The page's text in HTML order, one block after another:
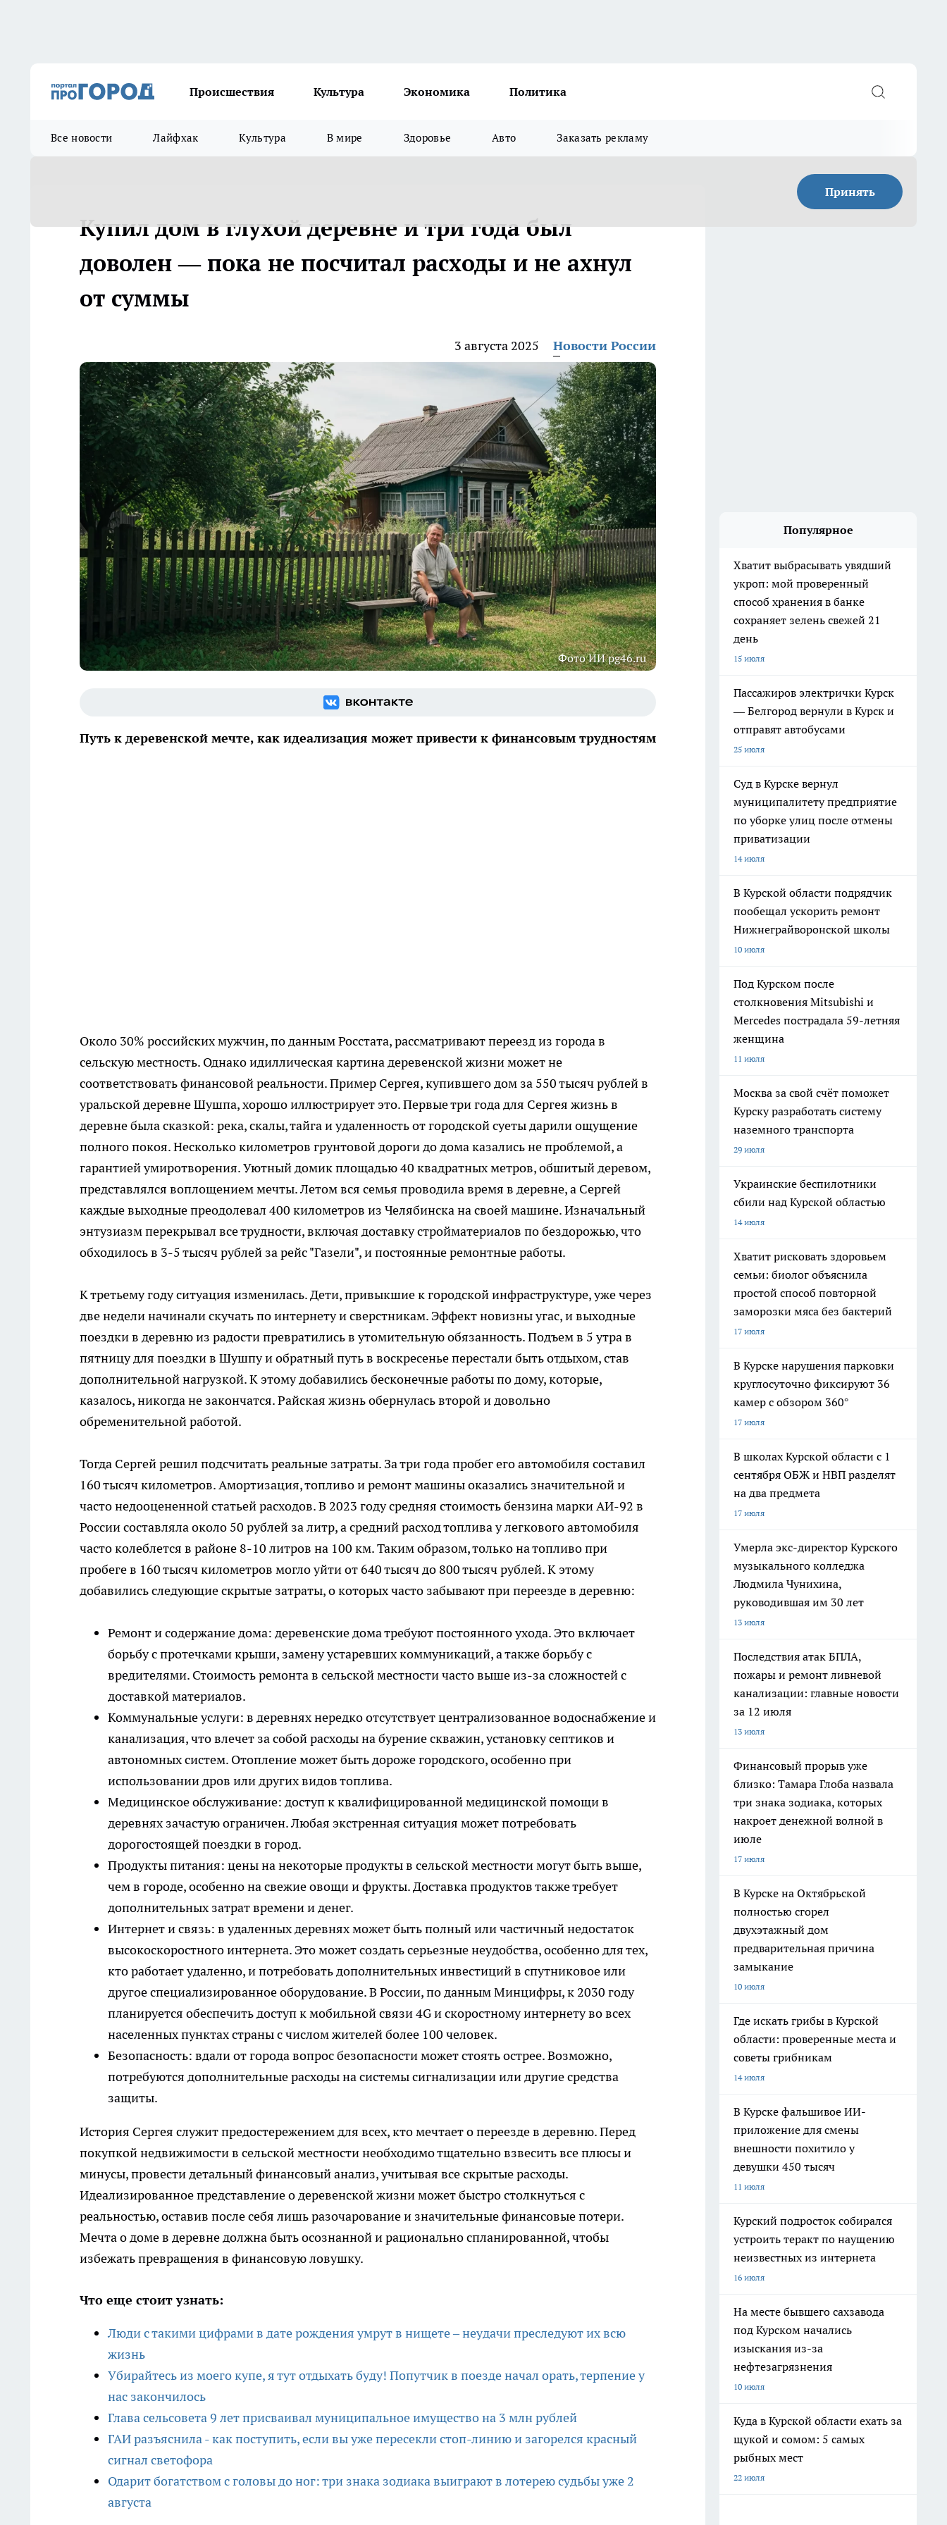
Происшествия Культура Экономика Политика
Все новости Лайфхак Культура В мире Здоровье Авто Заказать рекламу
Принять
Купил дом в глухой деревне и три года был
доволен — пока не посчитал расходы и не ахнул
от суммы
3 августа 2025 Новости России
Фото ИИ pg46.ru
Путь к деревенской мечте, как идеализация может привести к финансовым трудностям
Около 30% российских мужчин, по данным Росстата, рассматривают переезд из города в
сельскую местность. Однако идиллическая картина деревенской жизни может не
соответствовать финансовой реальности. Пример Сергея, купившего дом за 550 тысяч рублей в
уральской деревне Шушпа, хорошо иллюстрирует это. Первые три года для Сергея жизнь в
деревне была сказкой: река, скалы, тайга и удаленность от городской суеты дарили ощущение
полного покоя. Несколько километров грунтовой дороги до дома казались не проблемой, а
гарантией умиротворения. Уютный домик площадью 40 квадратных метров, обшитый деревом,
представлялся воплощением мечты. Летом вся семья проводила время в деревне, а Сергей
каждые выходные преодолевал 400 километров из Челябинска на своей машине. Изначальный
энтузиазм перекрывал все трудности, включая доставку стройматериалов по бездорожью, что
обходилось в 3-5 тысяч рублей за рейс "Газели", и постоянные ремонтные работы.
К третьему году ситуация изменилась. Дети, привыкшие к городской инфраструктуре, уже через
две недели начинали скучать по интернету и сверстникам. Эффект новизны угас, и выходные
поездки в деревню из радости превратились в утомительную обязанность. Подъем в 5 утра в
пятницу для поездки в Шушпу и обратный путь в воскресенье перестали быть отдыхом, став
дополнительной нагрузкой. К этому добавились бесконечные работы по дому, которые,
казалось, никогда не закончатся. Райская жизнь обернулась второй и довольно
обременительной работой.
Тогда Сергей решил подсчитать реальные затраты. За три года пробег его автомобиля составил
160 тысяч километров. Амортизация, топливо и ремонт машины оказались значительной и
часто недооцененной статьей расходов. В 2023 году средняя стоимость бензина марки АИ-92 в
России составляла около 50 рублей за литр, а средний расход топлива у легкового автомобиля
часто колеблется в районе 8-10 литров на 100 км. Таким образом, только на топливо при
пробеге в 160 тысяч километров могло уйти от 640 тысяч до 800 тысяч рублей. К этому
добавились следующие скрытые затраты, о которых часто забывают при переезде в деревню:
Ремонт и содержание дома: деревенские дома требуют постоянного ухода. Это включает
борьбу с протечками крыши, замену устаревших коммуникаций, а также борьбу с
вредителями. Стоимость ремонта в сельской местности часто выше из-за сложностей с
доставкой материалов.
Коммунальные услуги: в деревнях нередко отсутствует централизованное водоснабжение и
канализация, что влечет за собой расходы на бурение скважин, установку септиков и
автономных систем. Отопление может быть дороже городского, особенно при
использовании дров или других видов топлива.
Медицинское обслуживание: доступ к квалифицированной медицинской помощи в
деревнях зачастую ограничен. Любая экстренная ситуация может потребовать
дорогостоящей поездки в город.
Продукты питания: цены на некоторые продукты в сельской местности могут быть выше,
чем в городе, особенно на свежие овощи и фрукты. Доставка продуктов также требует
дополнительных затрат времени и денег.
Интернет и связь: в удаленных деревнях может быть полный или частичный недостаток
высокоскоростного интернета. Это может создать серьезные неудобства, особенно для тех,
кто работает удаленно, и потребовать дополнительных инвестиций в спутниковое или
другое специализированное оборудование. В России, по данным Минцифры, к 2030 году
планируется обеспечить доступ к мобильной связи 4G и скоростному интернету во всех
населенных пунктах страны с числом жителей более 100 человек.
Безопасность: вдали от города вопрос безопасности может стоять острее. Возможно,
потребуются дополнительные расходы на системы сигнализации или другие средства
защиты.
История Сергея служит предостережением для всех, кто мечтает о переезде в деревню. Перед
покупкой недвижимости в сельской местности необходимо тщательно взвесить все плюсы и
минусы, провести детальный финансовый анализ, учитывая все скрытые расходы.
Идеализированное представление о деревенской жизни может быстро столкнуться с
реальностью, оставив после себя лишь разочарование и значительные финансовые потери.
Мечта о доме в деревне должна быть осознанной и рационально спланированной, чтобы
избежать превращения в финансовую ловушку.
Что еще стоит узнать:
Люди с такими цифрами в дате рождения умрут в нищете – неудачи преследуют их всю
жизнь
Убирайтесь из моего купе, я тут отдыхать буду! Попутчик в поезде начал орать, терпение у
нас закончилось
Глава сельсовета 9 лет присваивал муниципальное имущество на 3 млн рублей
ГАИ разъяснила - как поступить, если вы уже пересекли стоп-линию и загорелся красный
сигнал светофора
Одарит богатством с головы до ног: три знака зодиака выиграют в лотерею судьбы уже 2
августа
Популярное
Хватит выбрасывать увядший
укроп: мой проверенный
способ хранения в банке
сохраняет зелень свежей 21
день
15 июля
Пассажиров электрички Курск
— Белгород вернули в Курск и
отправят автобусами
25 июля
Суд в Курске вернул
муниципалитету предприятие
по уборке улиц после отмены
приватизации
14 июля
В Курской области подрядчик
пообещал ускорить ремонт
Нижнеграйворонской школы
10 июля
Под Курском после
столкновения Mitsubishi и
Mercedes пострадала 59-летняя
женщина
11 июля
Москва за свой счёт поможет
Курску разработать систему
наземного транспорта
29 июля
Украинские беспилотники
сбили над Курской областью
14 июля
Хватит рисковать здоровьем
семьи: биолог объяснила
простой способ повторной
заморозки мяса без бактерий
17 июля
В Курске нарушения парковки
круглосуточно фиксируют 36
камер с обзором 360°
17 июля
В школах Курской области с 1
сентября ОБЖ и НВП разделят
на два предмета
17 июля
Умерла экс-директор Курского
музыкального колледжа
Людмила Чунихина,
руководившая им 30 лет
13 июля
Последствия атак БПЛА,
пожары и ремонт ливневой
канализации: главные новости
за 12 июля
13 июля
Финансовый прорыв уже
близко: Тамара Глоба назвала
три знака зодиака, которых
накроет денежной волной в
июле
17 июля
В Курске на Октябрьской
полностью сгорел
двухэтажный дом
предварительная причина
замыкание
10 июля
Где искать грибы в Курской
области: проверенные места и
советы грибникам
14 июля
В Курске фальшивое ИИ-
приложение для смены
внешности похитило у
девушки 450 тысяч
11 июля
Курский подросток собирался
устроить теракт по наущению
неизвестных из интернета
16 июля
На месте бывшего сахзавода
под Курском начались
изыскания из-за
нефтезагрязнения
10 июля
Куда в Курской области ехать за
щукой и сомом: 5 самых
рыбных мест
22 июля